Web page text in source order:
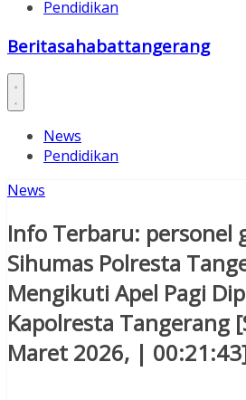
Pendidikan
Beritasahabattangerang
News
Pendidikan
News
Info Terbaru: personel
Sihumas Polresta
Mengikuti Apel Pagi
Kapolresta Tangerang
Maret 2026, |